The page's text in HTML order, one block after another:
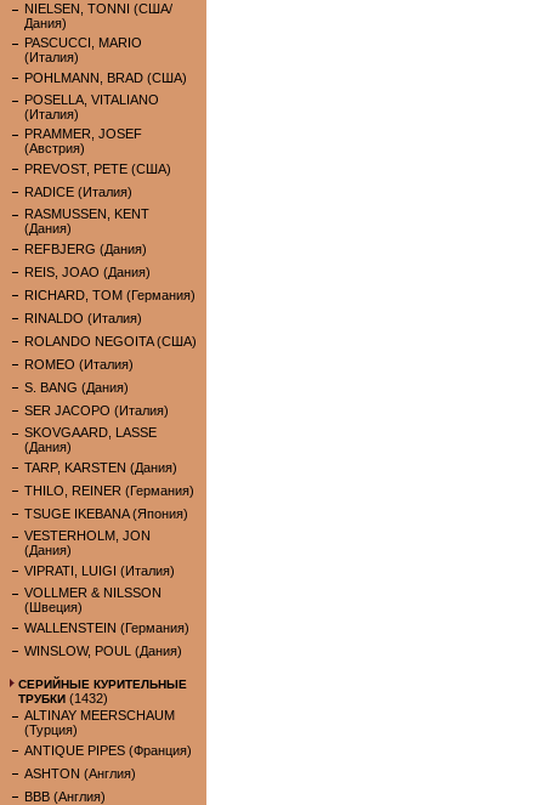
NIELSEN, TONNI (США/
Дания)
PASCUCCI, MARIO
(Италия)
POHLMANN, BRAD (США)
POSELLA, VITALIANO
(Италия)
PRAMMER, JOSEF
(Австрия)
PREVOST, PETE (США)
RADICE (Италия)
RASMUSSEN, KENT
(Дания)
REFBJERG (Дания)
REIS, JOAO (Дания)
RICHARD, TOM (Германия)
RINALDO (Италия)
ROLANDO NEGOITA (США)
ROMEO (Италия)
S. BANG (Дания)
SER JACOPO (Италия)
SKOVGAARD, LASSE
(Дания)
TARP, KARSTEN (Дания)
THILO, REINER (Германия)
TSUGE IKEBANA (Япония)
VESTERHOLM, JON
(Дания)
VIPRATI, LUIGI (Италия)
VOLLMER & NILSSON
(Швеция)
WALLENSTEIN (Германия)
WINSLOW, POUL (Дания)
СЕРИЙНЫЕ КУРИТЕЛЬНЫЕ
ТРУБКИ (1432)
ALTINAY MEERSCHAUM
(Турция)
ANTIQUE PIPES (Франция)
ASHTON (Англия)
BBB (Англия)